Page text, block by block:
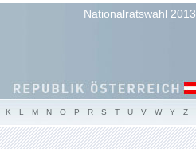
Nationalratswahl 2013
K L M N O P R S T U V W Y Z